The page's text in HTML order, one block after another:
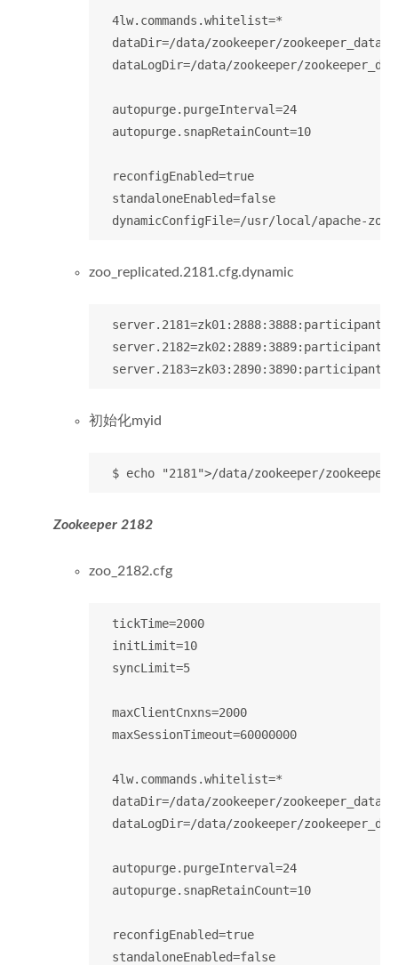
  4lw.commands.whitelist=*
dataDir=/data/zookeeper/zookeeper_data/
dataLogDir=/data/zookeeper/
  autopurge.purgeInterval=24
  autopurge.snapRetainCount=10
  reconfigEnabled=true
  standaloneEnabled=false
zoo_replicated.2181.cfg.dynamic
初始化myid
Zookeeper 2182
zoo_2182.cfg
  tickTime=2000
  initLimit=10
  syncLimit=5
  maxClientCnxns=2000
  maxSessionTimeout=60000000
  4lw.commands.whitelist=*
dataDir=/data/zookeeper/zookeeper_data/
dataLogDir=/data/zookeeper/
  autopurge.purgeInterval=24
  autopurge.snapRetainCount=10
  reconfigEnabled=true
  standaloneEnabled=false